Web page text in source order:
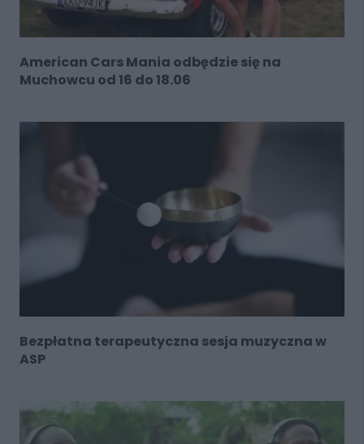
American Cars Mania odbędzie się na
Muchowcu od 16 do 18.06
Bezpłatna terapeutyczna sesja muzyczna w
ASP